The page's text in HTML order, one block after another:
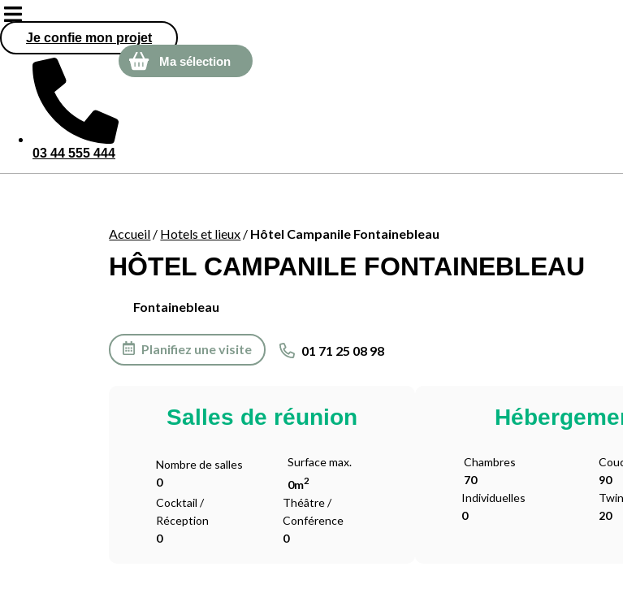
Je confie mon projet
03 44 555 444
Ma sélection
Accueil / Hotels et lieux / Hôtel Campanile Fontainebleau
HÔTEL CAMPANILE FONTAINEBLEAU
Fontainebleau
Planifiez une visite 01 71 25 08 98
Salles de réunion
Nombre de salles
0
Surface max.
0m2
Cocktail /
Réception
0
Théâtre /
Conférence
0
Chambres
70
90
Individuelles
0
20